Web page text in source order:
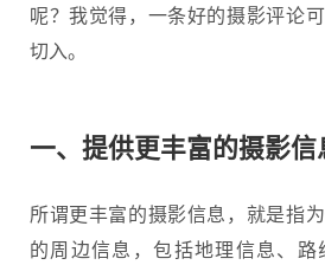
呢？我觉得，一条好的摄影评论
切入。
一、提供更丰富的摄影信
所谓更丰富的摄影信息，就是指
的周边信息，包括地理信息、